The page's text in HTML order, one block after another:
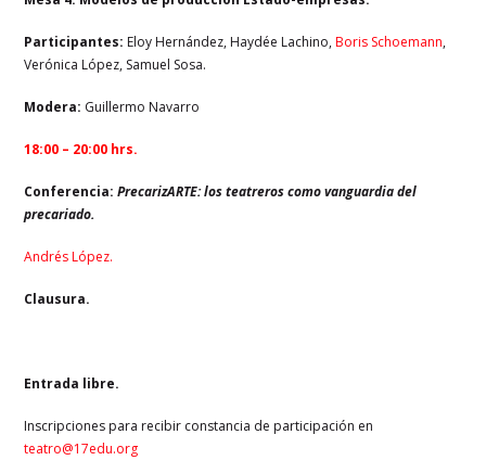
Participantes: Eloy Hernández, Haydée Lachino,Boris Schoemann,
Verónica López, Samuel Sosa.
Modera: Guillermo Navarro
18:00 – 20:00 hrs.
Conferencia:PrecarizARTE: los teatreros como vanguardia del
precariado.
Andrés López.
Clausura.
Entrada libre.
Inscripciones para recibir constancia de participación en
teatro@17edu.org